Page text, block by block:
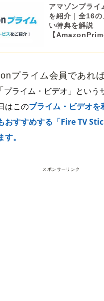
アマゾンプライ
を紹介｜全16
い特典を解説
【
プライム会員であれ
プライム・ビデオ」という
はこのプライム・ビデオ
おすすめする「Fire TV
。
スポンサーリンク